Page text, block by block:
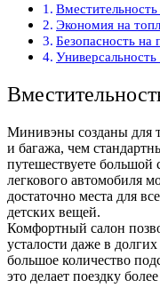
Экономия на
Безопасность на
Минивэны созданы для
и багажа, чем
путешествуете большой
легкового автомобиля
достаточно места для
детских вещей.
Комфортный салон
усталости даже в
большое количество
это делает поездку